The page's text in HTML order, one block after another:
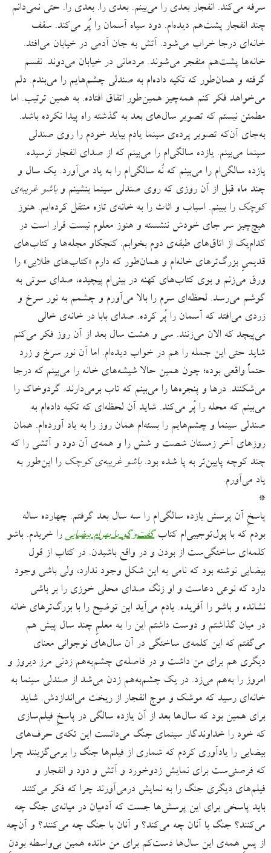
سرفه می‌کند. انفجار بعدی را می‌بینم. بعدی را. بعدی را. حتی نمی‌دانم
چند انفجار پشت‌هم دیده‌ام. دود سیاه آسمان را پُر می‌‌کند. سقف
خانه‌ای درجا خراب می‌شود. آتش به جان آدمی در خیابان می‌افتد.
خانه‌ها پشت‌هم منفجر می‌شوند. مردمانی در خیابان می‌دوند. نفسم
گرفته و همان‌طور که تکیه داده‌ام به صندلی چشم‌هایم را می‌بندم. دلم
می‌خواهد فکر کنم همه‌چیز همین‌طور اتفاق افتاده. به همین ترتیب. اما
مطمئن نیستم که تصویر سال‌های بعد به گذشته راه پیدا نکرده باشد.
به‌جای آن‌که تصویر پرده‌ی سینما یادم بیاید خودم را روی صندلی
سینما می‌بینم. یازده سالگی‌ام را می‌بینم که از صدای انفجار ترسیده.
یازده سالگی‌ام را می‌بینم که نُه سالگی‌ام را به یاد می‌آورد. یک سال و
چند ماه قبل از آن روزی که روی صندلی سینما بنشینم و باشو غریبه‌ی
کوچک را ببینم. اسباب و اثاث را به خانه‌ی تازه منتقل کرد‌ه‌ایم. هنوز
هیچ‌چیز سر جای خودش ننشسته و هنوز معلوم نیست قرار است در
کدام‌یک از اتاق‌های طبقه‌ی دوم بخوابم. کنجکاو مجله‌ها و کتاب‌های
قدیمیِ بزرگ‌ترهای خانه‌ام و همان‌طور که دارم «کتاب‌های طلایی» را
ورق می‌زنم و بوی کتاب‌های کهنه در بینی‌ام پیچیده، صدای سوتی به
گوشم می‌رسد. لحظه‌ای سرم را بالا می‌آورم و چشمم به نور سرخ و
زردی می‌افتد که آسمان را پُر کرده. صدای بابا در خانه‌ی خالی
می‌پیچد که الان می‌زنند. سی و هشت سال بعد از آن روز فکر می‌‌کنم
شاید حتی این جمله را هم در خواب دیده‌ام. اما آن نور سرخ و زرد
حتماً واقعی بوده؛ چون همین حالا شیشه‌های خانه را می‌بینم که درجا
می‌شکنند. درها و پنجره‌ها را می‌بینم که تاب برمی‌دارند. گردوخاک را
می‌بینم که محله را پُر می‌کند. شاید آن لحظه‌ای که تکیه داده‌ام به
صندلی سینما و چشم‌هایم را بسته‌ام همان روز را به یاد آورده‌ام. همان
روزهای آخر زمستان شصت و شش را و همه‌ی آن دود و آتشی را که
چند کوچه پایین‌تر به پا شده بود.باشو غریبه‌ی کوچک را این‌طور به
یاد می‌آورم.
*
پاسخِ آن پرسش یازده سالگی‌ام را سه سال بعد گرفتم. چهارده ساله
بودم که با پول‌توجیبی‌ام کتابگفت‌وگو با بهرام بیضایی را خریدم. باشو
کلمه‌ای ساختگی‌ست از بودن و در واقع باشیدن. در کتاب از قول
بیضایی نوشته بود که نامی به این شکل وجود ندارد، ولی باشی وجود
دارد که نوعی دعاست و او زنگ صدای محلی خوزی را بر باشی
نشانده و باشو را آفریده. یادم می‌آید این توضیح را با بزرگ‌ترهای خانه
در میان گذاشتم و دوست ‌داشتم این را به معلمِ چند سال پیش هم
می‌گفتم که این کلمه‌ی ساختگی در آن سال‌های نوجوانی معنای
دیگری هم برای من داشت و در فاصله‌ی چشم‌به‌هم زدنی مرز دیروز و
امروز را به‌هم می‌زد. در یک چشم‌به‌هم زدن می‌شد از صندلی سینما به
خانه‌ای رسید که موشک و موج انفجار از ریخت می‌اندازدش. شاید
برای همین بود که سال‌ها بعد از آن یازده سالگی در پاسخِ فیلم‌سازی
که خود را خداوندگار سینمای جنگ می‌دانست این تکه‌ی حرف‌های
بیضایی را یادآوری کردم که شماری از فیلم‌ها جنگ را برمی‌گزینند چرا
که فرصتی‌ست برای نمایش زدوخورد و آتش و دود و انفجار و
فیلم‌های دیگری جنگ را به نمایش درمی‌آورند چرا که فکر می‌کنند
باید پاسخی برای این پرسش‌ها جست که آدمیان در میانه‌ی جنگ چه
می‌کنند؟ جنگ با آنان چه می‌کند؟ و آنان با جنگ چه می‌کنند؟ و آن‌چه
از پسِ همه‌ی این سال‌ها دست‌کم برای من مانده همین بی‌واسطه بودنِ